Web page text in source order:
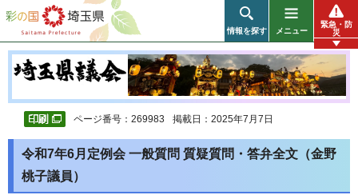
彩の国 埼玉県
情報を探す メニュー
緊急・防
災
ページ番号：269983 掲載日：2025年7月7日
令和7年6月定例会 一般質問 質疑質問・答弁全文（金野
桃子議員）